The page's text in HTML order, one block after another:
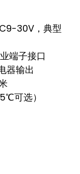
30V，典型
端子接口
器输出
可选）